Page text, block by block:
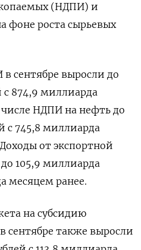
(НДПИ) и
фоне роста сырьевых
сентябре выросли до
с 874,9 миллиарда
числе НДПИ на нефть до
с 745,8 миллиарда
от экспортной
105,9 миллиарда
месяцем ранее.
на субсидию
сентябре также выросли